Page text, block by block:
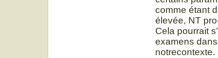
comme étant
élevée, NT
Cela pourrait
examens dans